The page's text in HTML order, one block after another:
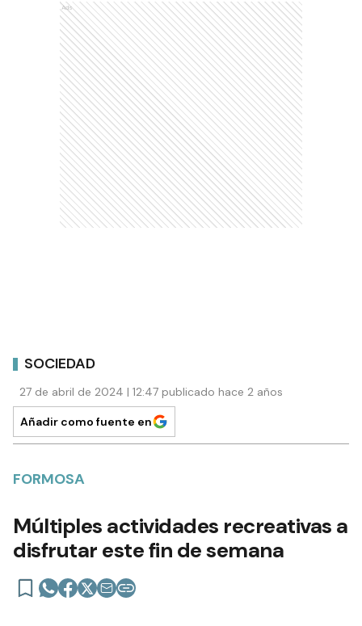
Ads
SOCIEDAD
27 de abril de 2024 | 12:47 publicado hace 2 años
Añadir como fuente en
FORMOSA
Múltiples actividades recreativas a
disfrutar este fin de semana